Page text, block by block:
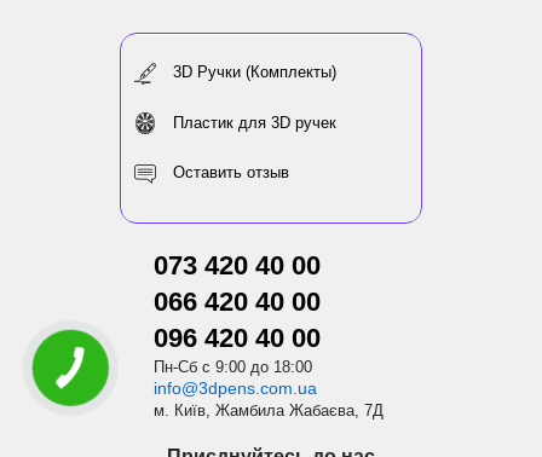
3D Ручки (Комплекты)
Пластик для 3D ручек
Оставить отзыв
073 420 40 00
066 420 40 00
096 420 40 00
Пн-Сб с 9:00 до 18:00
info@3dpens.com.ua
м. Київ, Жамбила Жабаєва, 7Д